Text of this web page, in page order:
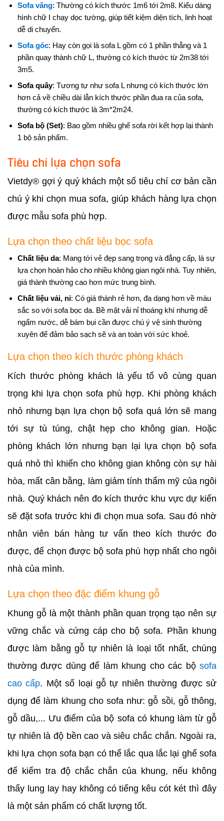
Sofa văng: Thường có kích thước 1m6 tới 2m8. Kiểu dáng
hình chữ I chạy dọc tường, giúp tiết kiệm diện tích, linh hoạt
dễ di chuyển.
Sofa góc: Hay còn gọi là sofa L gồm có 1 phần thẳng và 1
phần quay thành chữ L, thường có kích thước từ 2m38 tới
3m5.
Sofa quây: Tương tự như sofa L nhưng có kích thước lớn
hơn cả về chiều dài lẫn kích thước phần đua ra của sofa,
thường có kích thước là 3m*2m24.
Sofa bộ (Set): Bao gồm nhiều ghế sofa rời kết hợp lại thành
1 bộ sản phẩm.
Tiêu chí lựa chọn sofa
Vietdy® gợi ý quý khách một số tiêu chí cơ bản cần
chú ý khi chọn mua sofa, giúp khách hàng lựa chọn
được mẫu sofa phù hợp.
Lựa chọn theo chất liệu bọc sofa
Chất liệu da: Mang tới vẻ đẹp sang trọng và đẳng cấp, là sự
lựa chọn hoàn hảo cho nhiều không gian ngôi nhà. Tuy nhiên,
giá thành thường cao hơn mức trung bình.
Chất liệu vải, nỉ: Có giá thành rẻ hơn, đa dạng hơn về màu
sắc so với sofa bọc da. Bề mặt vải nỉ thoáng khí nhưng dễ
ngấm nước, dễ bám bụi cần được chú ý vệ sinh thường
xuyên để đảm bảo sạch sẽ và an toàn với sức khoẻ.
Lựa chọn theo kích thước phòng khách
Kích thước phòng khách là yếu tố vô cùng quan
trọng khi lựa chọn sofa phù hợp. Khi phòng khách
nhỏ nhưng bạn lựa chọn bộ sofa quá lớn sẽ mang
tới sự tù túng, chật hẹp cho không gian. Hoặc
phòng khách lớn nhưng bạn lại lựa chọn bộ sofa
quá nhỏ thì khiến cho không gian không còn sự hài
hòa, mất cân bằng, làm giảm tính thẩm mỹ của ngôi
nhà. Quý khách nên đo kích thước khu vực dự kiến
sẽ đặt sofa trước khi đi chọn mua sofa. Sau đó nhờ
nhân viên bán hàng tư vấn theo kích thước đo
được, để chọn được bộ sofa phù hợp nhất cho ngôi
nhà của mình.
Lựa chọn theo đặc điểm khung gỗ
Khung gỗ là một thành phần quan trọng tạo nên sự
vững chắc và cứng cáp cho bộ sofa. Phần khung
được làm bằng gỗ tự nhiên là loại tốt nhất, chúng
thường được dùng để làm khung cho các bộ sofa
cao cấp. Một số loại gỗ tự nhiên thường được sử
dụng để làm khung cho sofa như: gỗ sồi, gỗ thông,
gỗ dầu,... Ưu điểm của bộ sofa có khung làm từ gỗ
tự nhiên là độ bền cao và siêu chắc chắn. Ngoài ra,
khi lựa chọn sofa bạn có thể lắc qua lắc lại ghế sofa
để kiểm tra độ chắc chắn của khung, nếu không
thấy lung lay hay không có tiếng kêu cót két thì đây
là một sản phẩm có chất lượng tốt.